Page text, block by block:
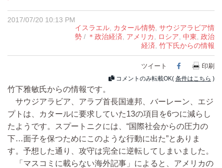
2017/07/20 10:13 PM
イスラエル カタール情勢 サウジアラビア情
勢 / ＊政治経済 アメリカ ロシア 中東 政治
経済 竹下氏からの情報
ツイート Facebook
印刷
コメントのみ転載OK( 条件はこちら )
竹下雅敏氏からの情報です。
サウジアラビア、アラブ首長国連邦、バーレーン、エジ
プトは、カタールに要求していた13の項目を6つに減らし
たようです。スプートニクには、“国際社会からの圧力の
下…面子を保つためにこのような行動に出た”とありま
す。予想した通り、攻守は完全に逆転してしまいました。
「マスコミに載らない海外記事」によると、アメリカの